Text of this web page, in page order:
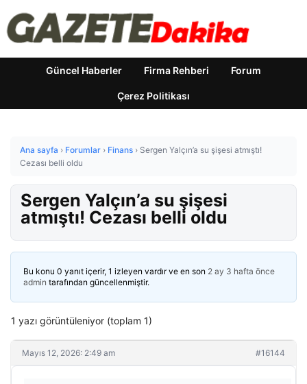
Güncel Haberler Firma Rehberi Forum
Çerez Politikası
Ana sayfa › Forumlar › Finans › Sergen Yalçın’a su şişesi atmıştı!
Cezası belli oldu
Sergen Yalçın’a su şişesi
atmıştı! Cezası belli oldu
Bu konu 0 yanıt içerir, 1 izleyen vardır ve en son 2 ay 3 hafta önce
admin tarafından güncellenmiştir.
1 yazı görüntüleniyor (toplam 1)
Mayıs 12, 2026: 2:49 am #16144